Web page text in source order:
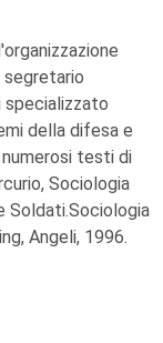
segretario
specializzato
della difesa e
testi di
Sociologia
Soldati.Sociologia
Angeli, 1996.